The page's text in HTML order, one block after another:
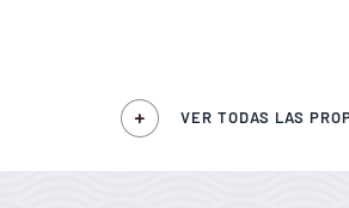
VER TODAS LAS